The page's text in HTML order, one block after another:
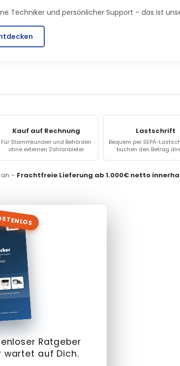
Techniker und persönlicher Support – das ist
Kauf auf Rechnung
Für Stammkunden und Behörden
ohne externen Zahlanbieter
Lastschrift
Bequem per SEPA-
buchen den Betrag
– Frachtfreie Lieferung ab 1.000€ netto
Ratgeber
wartet auf Dich.